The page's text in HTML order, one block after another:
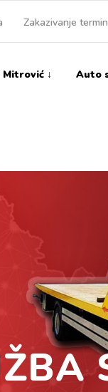
Zakazivanje
Mitrović ↓ Auto